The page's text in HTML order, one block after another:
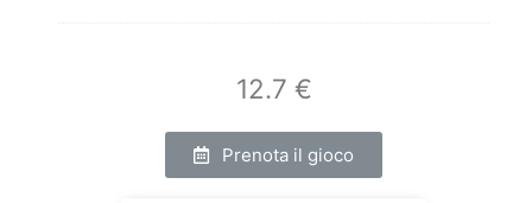
12.7 €
Prenota il gioco